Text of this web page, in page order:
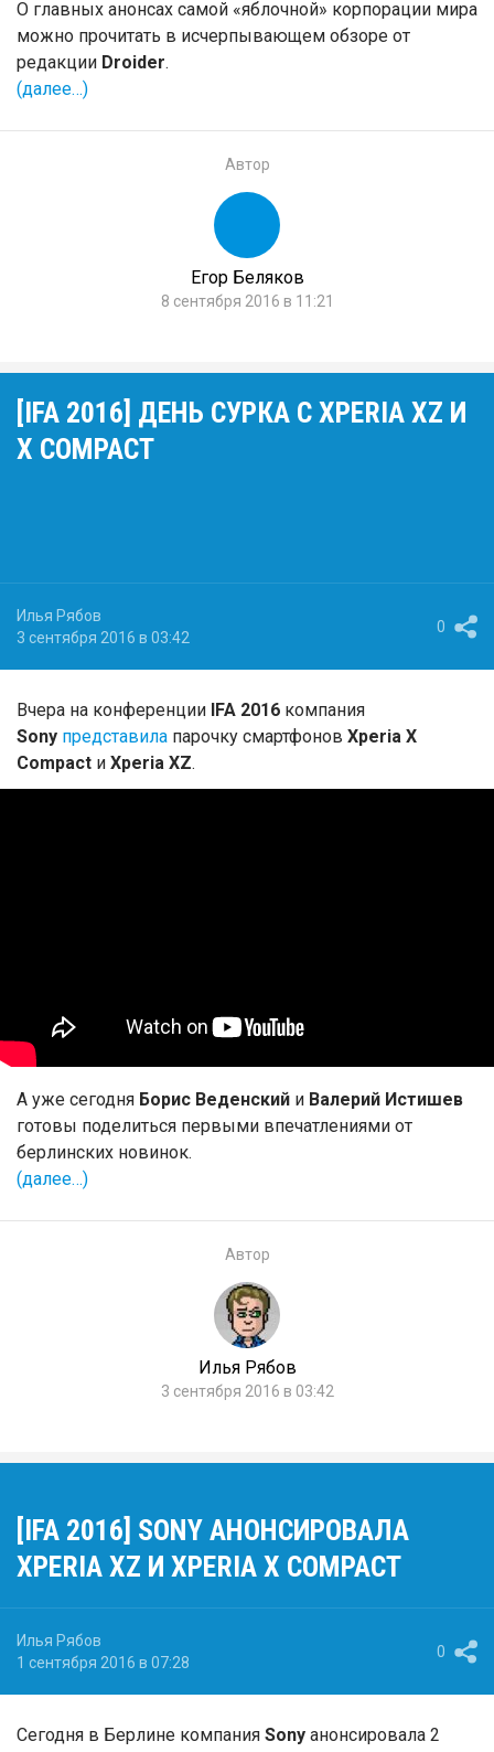
О главных анонсах самой «яблочной» корпорации мира
можно прочитать в исчерпывающем обзоре от
редакции Droider.
(далее…)
Автор
Егор Беляков
8 сентября 2016 в 11:21
[IFA 2016] ДЕНЬ СУРКА С XPERIA XZ И
X COMPACT
Илья Рябов
3 сентября 2016 в 03:42
0
Вчера на конференции IFA 2016 компания
Sony представила парочку смартфонов Xperia X
Compact и Xperia XZ.
А уже сегодня Борис Веденский и Валерий Истишев
готовы поделиться первыми впечатлениями от
берлинских новинок.
(далее…)
Автор
Илья Рябов
3 сентября 2016 в 03:42
[IFA 2016] SONY АНОНСИРОВАЛА
XPERIA XZ И XPERIA X COMPACT
Илья Рябов
1 сентября 2016 в 07:28
0
Сегодня в Берлине компания Sony анонсировала 2